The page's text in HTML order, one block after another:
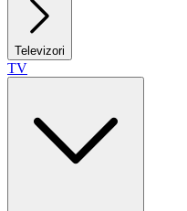
Televizori
TV